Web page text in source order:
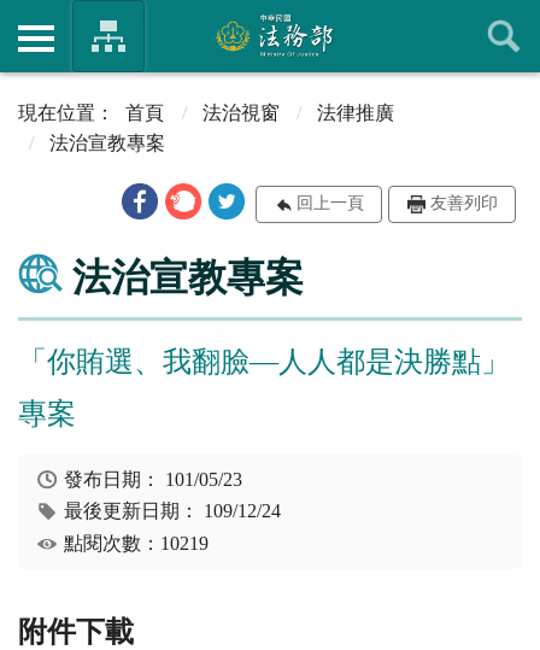
首頁 法治視窗
法律推廣
法治宣教專案
回上一頁 友善列印
法治宣教專案
「你賄選、我翻臉—人人都是決勝點」
專案
發布日期： 101/05/23
最後更新日期： 109/12/24
點閱次數：10219
附件下載